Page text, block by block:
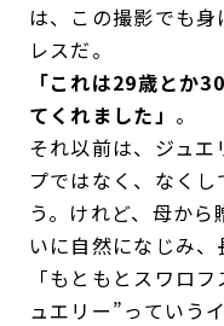
は、この撮影でも
レスだ。
「これは29歳とか
てくれました」 。
それ以前は、ジュ
プではなく、なく
う。けれど、母か
いに自然になじみ、
「もともとスワロ
ュエリー”っていう